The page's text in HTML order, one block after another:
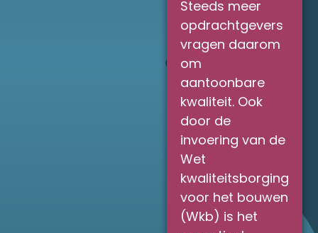
Steeds meer
opdrachtgevers
vragen daarom
om
aantoonbare
kwaliteit. Ook
door de
invoering van de
Wet
kwaliteitsborging
voor het bouwen
(Wkb) is het